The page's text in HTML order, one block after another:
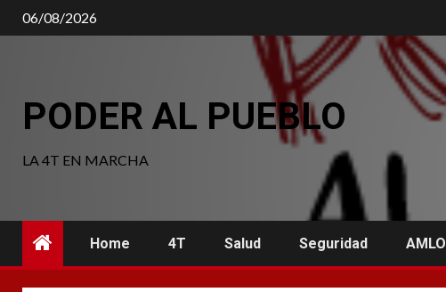
Saltar
al
06/08/2026
PODER AL PUEBLO
LA 4T EN MARCHA
Home 4T Salud Seguridad AMLO